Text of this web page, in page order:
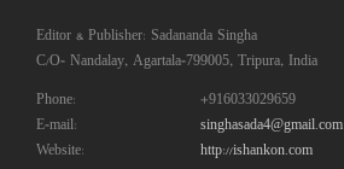
Editor & Publisher: Sadananda Singha
C/O- Nandalay, Agartala-799005, Tripura, India
Phone:
+916033029659
E-mail:
singhasada4@gmail.com
Website:
http://ishankon.com